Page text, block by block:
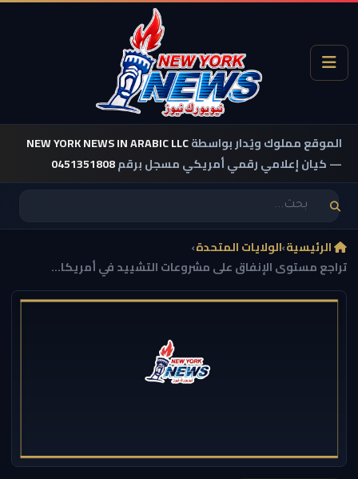
الموقع مملوك ويُدار بواسطةNEW YORK NEWS IN ARABIC LLC
— كيان إعلامي رقمي أمريكي مسجل برقم0451351808
الرئيسية›الولايات المتحدة›
تراجع مستوى الإنفاق على مشروعات التشييد في أمريكا...